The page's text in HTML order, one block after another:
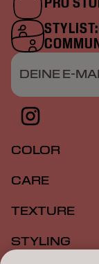
DEINE E-
COLOR
CARE
TEXTURE
STYLING